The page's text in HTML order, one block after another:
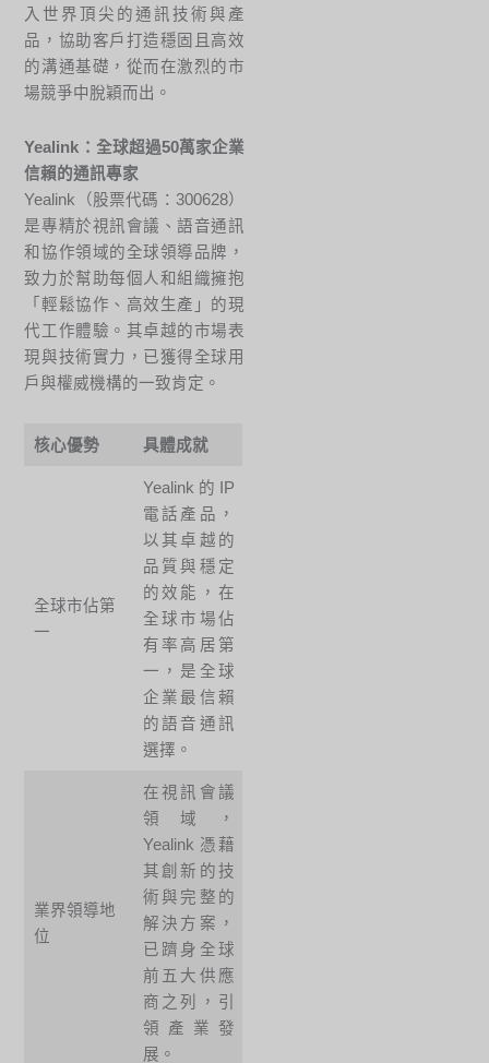
入世界頂尖的通訊技術與產
品，協助客戶打造穩固且高效
的溝通基礎，從而在激烈的市
場競爭中脫穎而出。
Yealink：全球超過50萬家企業
信賴的通訊專家
Yealink（股票代碼：300628）
是專精於視訊會議、語音通訊
和協作領域的全球領導品牌，
致力於幫助每個人和組織擁抱
「輕鬆協作、高效生產」的現
代工作體驗。其卓越的市場表
現與技術實力，已獲得全球用
戶與權威機構的一致肯定。
核心優勢 具體成就
全球市佔第
一
Yealink 的 IP
電話產品，
以其卓越的
品質與穩定
的效能，在
全球市場佔
有率高居第
一，是全球
企業最信賴
的語音通訊
選擇。
業界領導地
位
在視訊會議
領域，
Yealink 憑藉
其創新的技
術與完整的
解決方案，
已躋身全球
前五大供應
商之列，引
領產業發
展。